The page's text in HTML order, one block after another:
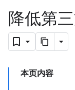
降低第
本页内容